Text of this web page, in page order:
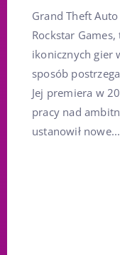
Grand Theft
Rockstar
ikonicznych gier
sposób
Jej premiera w
pracy nad
ustanowił nowe...